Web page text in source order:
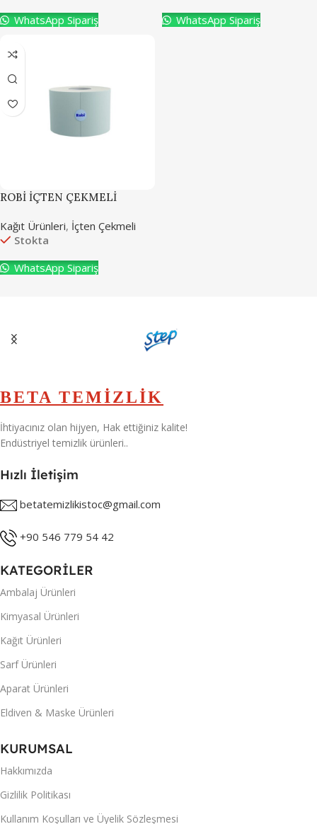
WhatsApp Sipariş
WhatsApp Sipariş
ROBİ İÇTEN ÇEKMELİ
Kağıt Ürünleri, İçten Çekmeli
Stokta
WhatsApp Sipariş
BETA TEMİZLİK
İhtiyacınız olan hijyen, Hak ettiğiniz kalite!
Endüstriyel temizlik ürünleri..
Hızlı İletişim
betatemizlikistoc@gmail.com
+90 546 779 54 42
KATEGORİLER
Ambalaj Ürünleri
Kimyasal Ürünleri
Kağıt Ürünleri
Sarf Ürünleri
Aparat Ürünleri
Eldiven & Maske Ürünleri
KURUMSAL
Hakkımızda
Gizlilik Politikası
Kullanım Koşulları ve Üyelik Sözleşmesi